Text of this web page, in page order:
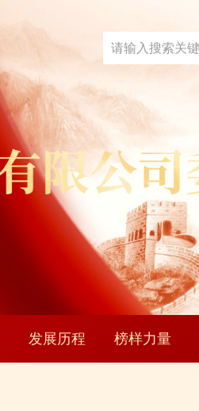
发展历程 榜样力量